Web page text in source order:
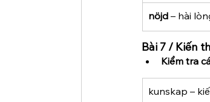
nöjd – hài
Bài 7 / Kiến
Kiểm tra
kunskap –